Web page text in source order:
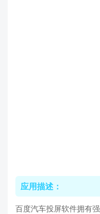
应用描述：
百度汽车投屏软件拥有